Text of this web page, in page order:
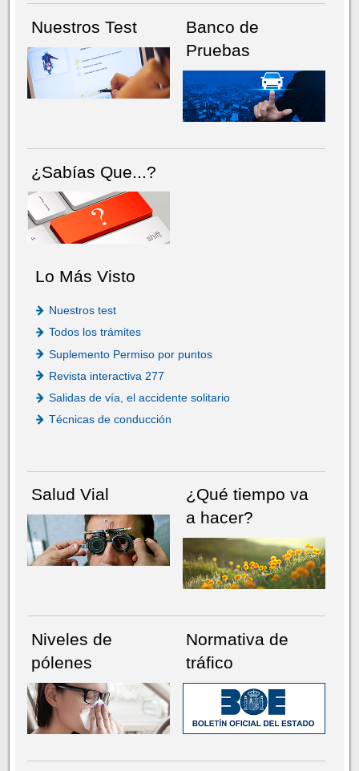
Nuestros Test
Banco de
Pruebas
¿Sabías Que...?
Lo Más Visto
Nuestros test
Todos los trámites
Suplemento Permiso por puntos
Revista interactiva 277
Salidas de vía, el accidente solitario
Técnicas de conducción
Salud Vial
¿Qué tiempo va
a hacer?
Niveles de
pólenes
Normativa de
tráfico